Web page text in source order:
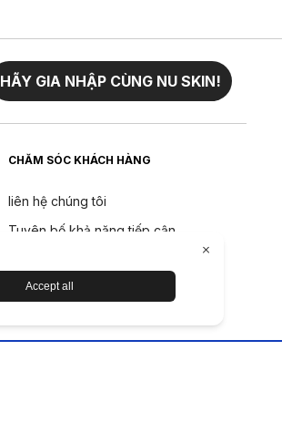
HÃY GIA NHẬP CÙNG NU SKIN!
CHĂM SÓC KHÁCH HÀNG
liên hệ chúng tôi
Tuyên bố khả năng tiếp cận
Chính sách hoàn tiền